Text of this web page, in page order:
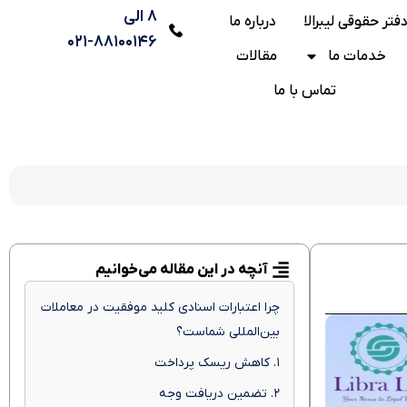
۸ الی
۸۸۱۰۰۱۴۶-۰۲۱
دفتر حقوقی لیبرالا
درباره ما
خدمات ما
مقالات
تماس با ما
آنچه در این مقاله می‌خوانیم
چرا اعتبارات اسنادی کلید موفقیت در معاملات
بین‌المللی شماست؟
۱. کاهش ریسک پرداخت
۲. تضمین دریافت وجه